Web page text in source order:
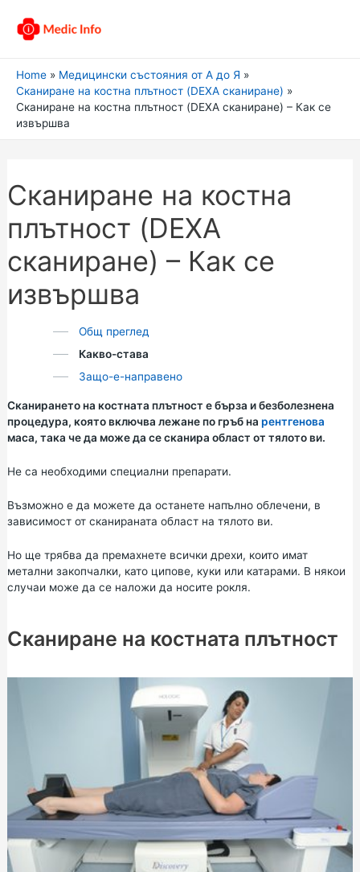
Home
Медицински състояния от А до Я
Сканиране на костна плътност (DEXA сканиране)
Сканиране на костна плътност (DEXA сканиране) – Как се
извършва
Сканиране на костна
плътност (DEXA
сканиране) – Как се
извършва
Общ преглед
Какво-става
Защо-е-направено
Сканирането на костната плътност е бърза и безболезнена
процедура, която включва лежане по гръб на рентгенова
маса, така че да може да се сканира област от тялото ви.
Не са необходими специални препарати.
Възможно е да можете да останете напълно облечени, в
зависимост от сканираната област на тялото ви.
Но ще трябва да премахнете всички дрехи, които имат
метални закопчалки, като ципове, куки или катарами. В някои
случаи може да се наложи да носите рокля.
Сканиране на костната плътност